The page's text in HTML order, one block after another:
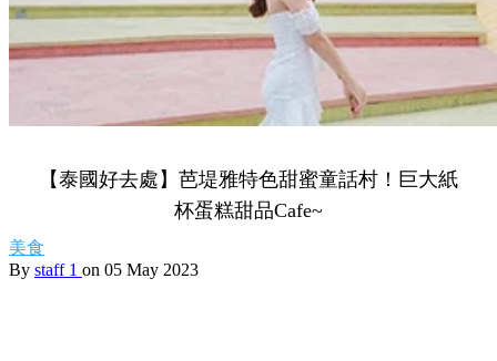
【泰國好去處】芭堤雅特色甜蜜童話村！巨大紙
杯蛋糕甜品Cafe~
美食
By staff 1 on 05 May 2023